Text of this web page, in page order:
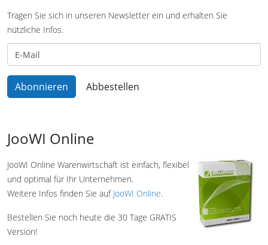
Tragen Sie sich in unseren Newsletter ein und erhalten Sie
nützliche Infos.
JooWI Online
JooWI Online Warenwirtschaft ist einfach, flexibel
und optimal für Ihr Unternehmen.
Weitere Infos finden Sie auf JooWI Online.
Bestellen Sie noch heute die 30 Tage GRATIS
Version!